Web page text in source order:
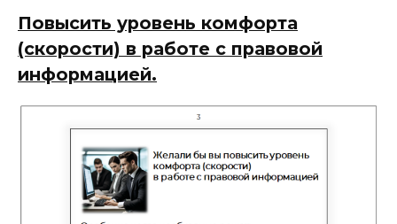
Повысить уровень комфорта
(скорости) в работе с правовой
информацией.